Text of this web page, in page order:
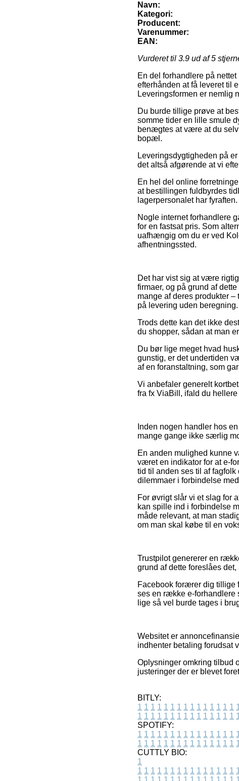
Navn:
Kategori:
Producent:
Varenummer:
EAN:
Vurderet til 3.9 ud af 5
En del forhandlere på
efterhånden at få leveret til
Leveringsformen er nemlig
Du burde tillige prøve at
somme tider en lille smule
benægtes at være at du
bopæl.
Leveringsdygtigheden på
det altså afgørende at vi
En hel del online
at bestillingen fuldbyrdes
lagerpersonalet har fyraften.
Nogle internet forhandlere
for en fastsat pris. Som
uafhængig om du er ved
afhentningssted.
Det har vist sig at være
firmaer, og på grund af
mange af deres produkter
på levering uden beregning.
Trods dette kan det ikke
du shopper, sådan at man
Du bør lige meget hvad
gunstig, er det undertiden
af en foranstaltning, som
Vi anbefaler generelt
fra fx ViaBill, ifald du
Inden nogen handler hos
mange gange ikke særlig
En anden mulighed kunne
været en indikator for at e-
tid til anden ses til af
dilemmaer i forbindelse
For øvrigt slår vi et slag for
kan spille ind i forbindelse
måde relevant, at man
om man skal købe til en
Trustpilot genererer en
grund af dette foreslåes
Facebook forærer dig tillige
ses en række e-forhandlere
lige så vel burde tages i
Websitet er
indhenter betaling forudsat
Oplysninger omkring tilbud
justeringer der er blevet
BITLY:
1 1 1 1 1 1 1 1 1 1 1 1 1 1 1
1 1 1 1 1 1 1 1 1 1 1 1 1 1 1
SPOTIFY:
1 1 1 1 1 1 1 1 1 1 1 1 1 1 1
1 1 1 1 1 1 1 1 1 1 1 1 1 1 1
CUTTLY BIO:
1
1 1 1 1 1 1 1 1 1 1 1 1 1 1 1